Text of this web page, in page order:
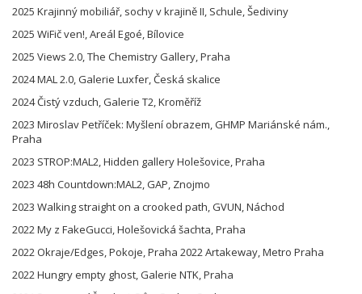
2025 Krajinný mobiliář, sochy v krajině II, Schule, Šediviny
2025 WiFič ven!, Areál Egoé, Bílovice
2025 Views 2.0, The Chemistry Gallery, Praha
2024 MAL 2.0, Galerie Luxfer, Česká skalice
2024 Čistý vzduch, Galerie T2, Kroměříž
2023 Miroslav Petříček: Myšlení obrazem, GHMP Mariánské nám.,
Praha
2023 STROP:MAL2, Hidden gallery Holešovice, Praha
2023 48h Countdown:MAL2, GAP, Znojmo
2023 Walking straight on a crooked path, GVUN, Náchod
2022 My z FakeGucci, Holešovická šachta, Praha
2022 Okraje/Edges, Pokoje, Praha 2022 Artakeway, Metro Praha
2022 Hungry empty ghost, Galerie NTK, Praha